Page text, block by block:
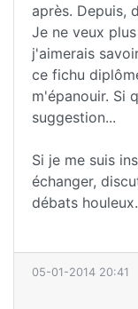
après. Depuis,
Je ne veux
j'aimerais
ce fichu
m'épanouir. Si
suggestion...
Si je me suis
échanger,
débats
05-01-2014 20:41